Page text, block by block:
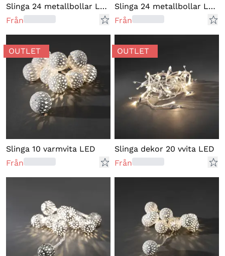
Slinga 24 metallbollar LED
Från
Slinga 24 metallbollar LED
Från
OUTLET
Slinga 10 varmvita LED
Från
OUTLET
Slinga dekor 20 vvita LED
Från